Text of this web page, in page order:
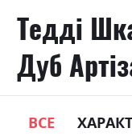
Тедді
Дуб
ВСЕ